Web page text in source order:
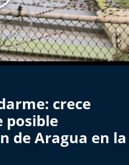
crece
posible
de Aragua en la